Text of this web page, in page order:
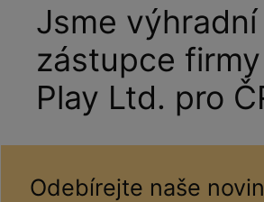
Jsme výhradní
zástupce
Play Ltd. pro
Odebírejte naše